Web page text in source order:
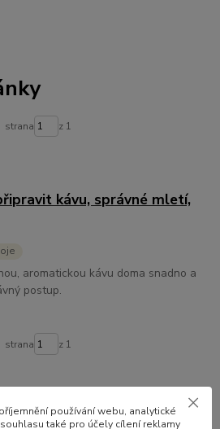
strana z 1
kávu, správné mletí,
aromatickou kávu doma snadno a
postup.
strana z 1
používání webu, analytické
také pro účely cílení reklamy